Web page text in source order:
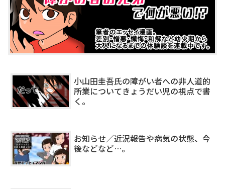
小山田圭吾氏の障がい者への非人道的
所業についてきょうだい児の視点で書
く。
お知らせ／近況報告や病気の状態、今
後などなど…。